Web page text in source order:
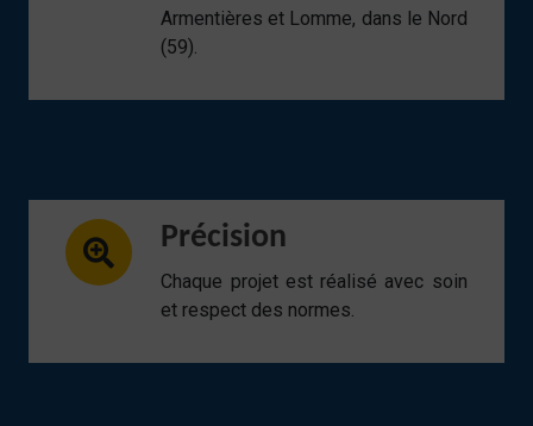
Armentières et Lomme, dans le Nord
(59).
Précision
Chaque projet est réalisé avec soin
et respect des normes.